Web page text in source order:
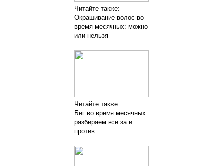
Читайте также:
Окрашивание волос во
время месячных: можно
или нельзя
Читайте также:
Бег во время месячных:
разбираем все за и
против